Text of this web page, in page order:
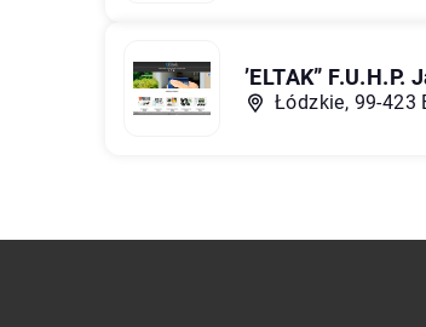
’ELTAK”
Łódzkie, 99-423